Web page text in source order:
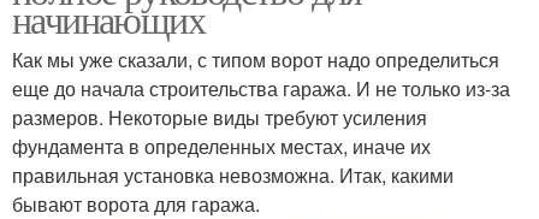
начинающих
Как мы уже сказали, с типом ворот надо определиться
еще до начала строительства гаража. И не только из-за
размеров. Некоторые виды требуют усиления
фундамента в определенных местах, иначе их
правильная установка невозможна. Итак, какими
бывают ворота для гаража.